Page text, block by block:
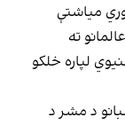
میاشتې
ته
لپاره خلکو
د مشر د